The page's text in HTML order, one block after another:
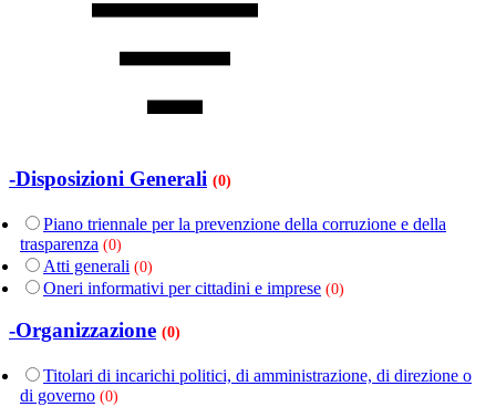
-Disposizioni Generali (0)
Piano triennale per la prevenzione della corruzione e della
trasparenza (0)
Atti generali (0)
Oneri informativi per cittadini e imprese (0)
-Organizzazione (0)
Titolari di incarichi politici, di amministrazione, di direzione o
di governo (0)